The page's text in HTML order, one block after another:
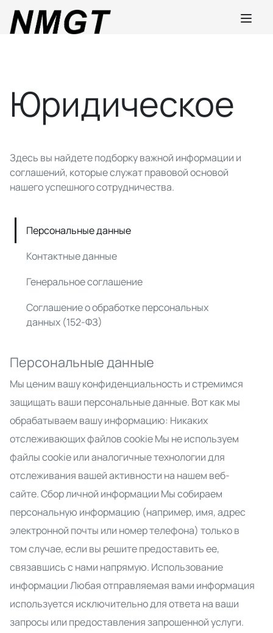
Юридическое
Здесь вы найдете подборку важной информации и
соглашений, которые служат правовой основой
нашего успешного сотрудничества.
Персональные данные
Контактные данные
Генеральное соглашение
Соглашение о обработке персональных
данных (152-ФЗ)
Персональные данные
Мы ценим вашу конфиденциальность и стремимся
защищать ваши персональные данные. Вот как мы
обрабатываем вашу информацию: Никаких
отслеживающих файлов cookie Мы не используем
файлы cookie или аналогичные технологии для
отслеживания вашей активности на нашем веб-
сайте. Сбор личной информации Мы собираем
персональную информацию (например, имя, адрес
электронной почты или номер телефона) только в
том случае, если вы решите предоставить ее,
связавшись с нами напрямую. Использование
информации Любая отправляемая вами информация
используется исключительно для ответа на ваши
запросы или предоставления запрошенной услуги.